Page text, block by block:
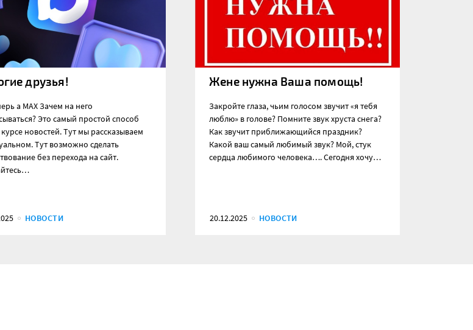
друзья!
а MAX Зачем на него
Это самый простой способ
новостей. Тут мы рассказываем
Тут возможно сделать
без перехода на сайт.
НОВОСТИ
Жене нужна Ваша помощь!
Закройте глаза, чьим голосом звучит «я тебя
люблю» в голове? Помните звук хруста снега?
Как звучит приближающийся праздник?
Какой ваш самый любимый звук? Мой, стук
сердца любимого человека…. Сегодня хочу…
20.12.2025 НОВОСТИ